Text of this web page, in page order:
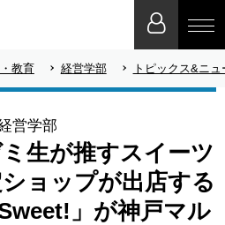
教育 経営学部 トピックス&ニ
営学部
生が推すスイーツ
ョップが出店する
」が神戸マル